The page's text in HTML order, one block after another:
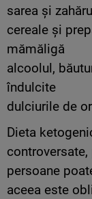
sarea și
cereale și
mămăligă
alcoolul,
îndulcite
dulciurile de
Dieta
persoane
aceea este